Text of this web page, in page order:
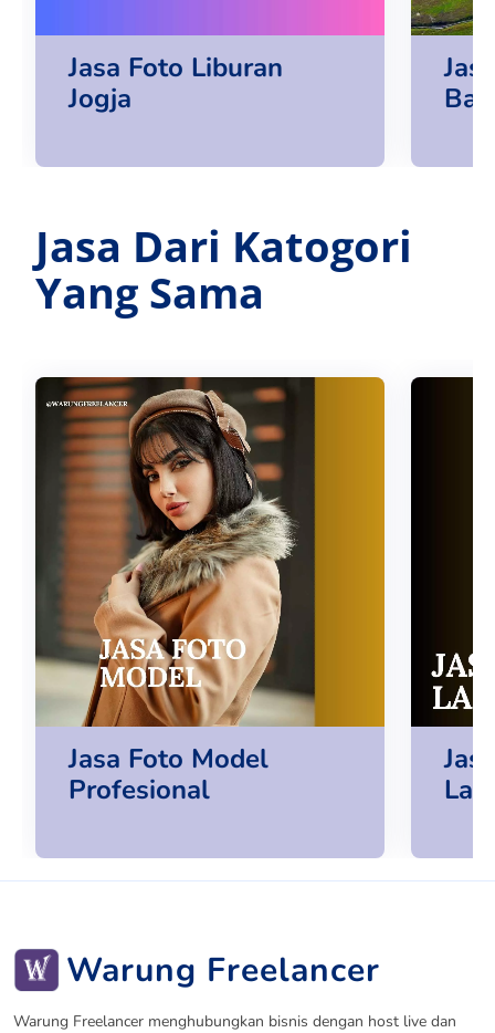
Jasa Foto Liburan
Jogja
Jasa Dari Katogori
Yang Sama
Jasa Foto Model
Profesional
Warung Freelancer
Warung Freelancer menghubungkan bisnis dengan host live dan